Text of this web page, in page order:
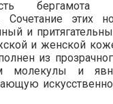
бергамота
Сочетание этих
и
и женской
из
молекулы и